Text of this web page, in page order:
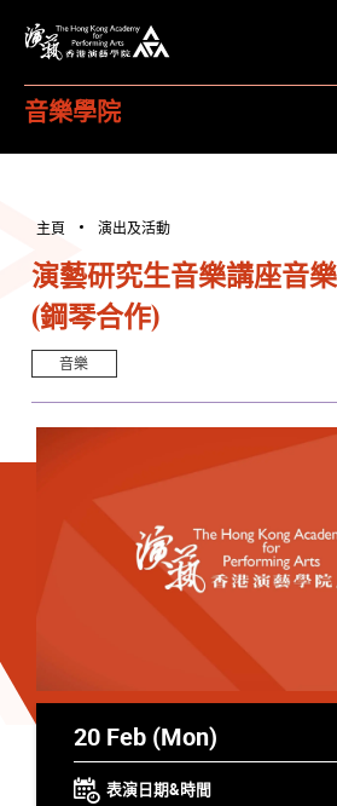
音樂學院
主頁 演出及活動
演藝研究生音樂講座音
(鋼琴合作)
音樂
20 Feb (Mon)
表演日期&時間